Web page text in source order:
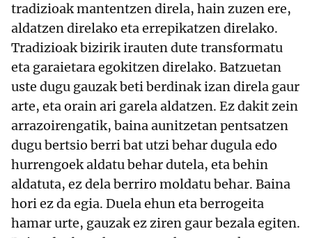
tradizioak mantentzen direla, hain zuzen ere,
aldatzen direlako eta errepikatzen direlako.
Tradizioak bizirik irauten dute transformatu
eta garaietara egokitzen direlako. Batzuetan
uste dugu gauzak beti berdinak izan direla gaur
arte, eta orain ari garela aldatzen. Ez dakit zein
arrazoirengatik, baina aunitzetan pentsatzen
dugu bertsio berri bat utzi behar dugula edo
hurrengoek aldatu behar dutela, eta behin
aldatuta, ez dela berriro moldatu behar. Baina
hori ez da egia. Duela ehun eta berrogeita
hamar urte, gauzak ez ziren gaur bezala egiten.